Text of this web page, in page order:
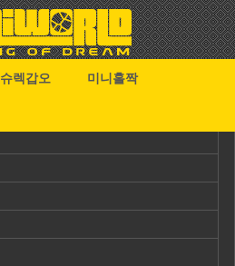
슈렉갑오
미니홀짝